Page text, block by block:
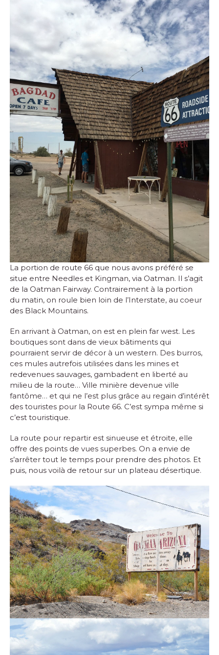
La portion de route 66 que nous avons préféré se
situe entre Needles et Kingman, via Oatman. Il s’agit
de la Oatman Fairway. Contrairement à la portion
du matin, on roule bien loin de l’Interstate, au coeur
des Black Mountains.
En arrivant à Oatman, on est en plein far west. Les
boutiques sont dans de vieux bâtiments qui
pourraient servir de décor à un western. Des burros,
ces mules autrefois utilisées dans les mines et
redevenues sauvages, gambadent en liberté au
milieu de la route… Ville minière devenue ville
fantôme… et qui ne l’est plus grâce au regain d’intérêt
des touristes pour la Route 66. C’est sympa même si
c’est touristique.
La route pour repartir est sinueuse et étroite, elle
offre des points de vues superbes. On a envie de
s’arrêter tout le temps pour prendre des photos. Et
puis, nous voilà de retour sur un plateau désertique.